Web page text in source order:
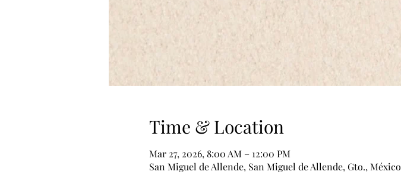
Time & Location
Mar 27, 2026, 8:00 AM – 12:00 PM
San Miguel de Allende, San Miguel de Allende, Gto., México